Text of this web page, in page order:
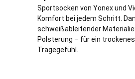
Sportsocken von Yonex und
Komfort bei jedem Schritt.
schweißableitender
Polsterung – für ein
Tragegefühl.